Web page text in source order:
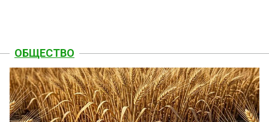
ОБЩЕСТВО